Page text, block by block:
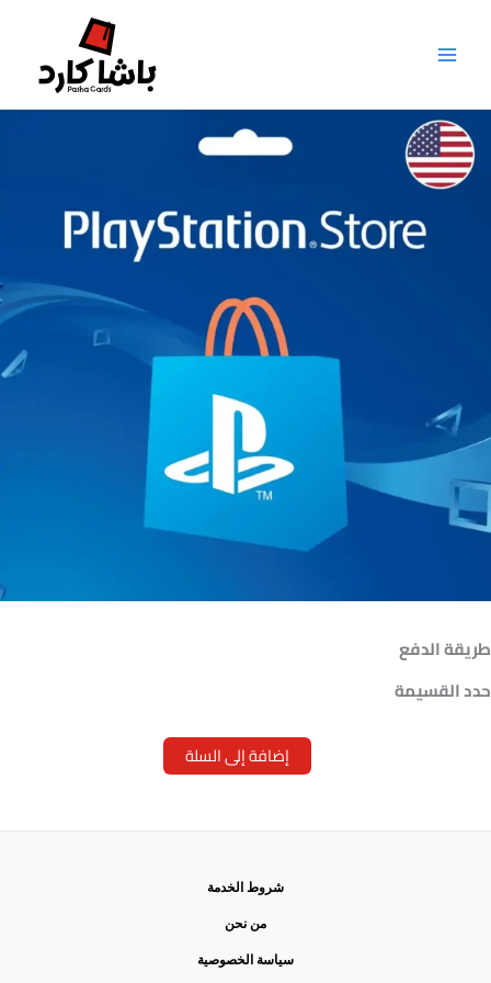
المحتوى
طريقة الدفع
حدد القسيمة
كمية
Playstation
usa
إضافة إلى السلة
شروط الخدمة
من نحن
سياسة الخصوصية